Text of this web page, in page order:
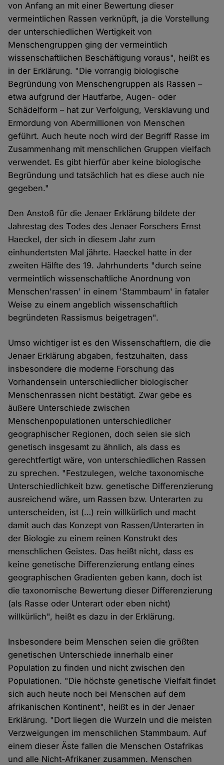
von Anfang an mit einer Bewertung dieser
vermeintlichen Rassen verknüpft, ja die Vorstellung
der unterschiedlichen Wertigkeit von
Menschengruppen ging der vermeintlich
wissenschaftlichen Beschäftigung voraus", heißt es
in der Erklärung. "Die vorrangig biologische
Begründung von Menschengruppen als Rassen –
etwa aufgrund der Hautfarbe, Augen- oder
Schädelform – hat zur Verfolgung, Versklavung und
Ermordung von Abermillionen von Menschen
geführt. Auch heute noch wird der Begriff Rasse im
Zusammenhang mit menschlichen Gruppen vielfach
verwendet. Es gibt hierfür aber keine biologische
Begründung und tatsächlich hat es diese auch nie
gegeben."
Den Anstoß für die Jenaer Erklärung bildete der
Jahrestag des Todes des Jenaer Forschers Ernst
Haeckel, der sich in diesem Jahr zum
einhundertsten Mal jährte. Haeckel hatte in der
zweiten Hälfte des 19. Jahrhunderts "durch seine
vermeintlich wissenschaftliche Anordnung von
Menschen'rassen' in einem 'Stammbaum' in fataler
Weise zu einem angeblich wissenschaftlich
begründeten Rassismus beigetragen".
Umso wichtiger ist es den Wissenschaftlern, die die
Jenaer Erklärung abgaben, festzuhalten, dass
insbesondere die moderne Forschung das
Vorhandensein unterschiedlicher biologischer
Menschenrassen nicht bestätigt. Zwar gebe es
äußere Unterschiede zwischen
Menschenpopulationen unterschiedlicher
geographischer Regionen, doch seien sie sich
genetisch insgesamt zu ähnlich, als dass es
gerechtfertigt wäre, von unterschiedlichen Rassen
zu sprechen. "Festzulegen, welche taxonomische
Unterschiedlichkeit bzw. genetische Differenzierung
ausreichend wäre, um Rassen bzw. Unterarten zu
unterscheiden, ist (…) rein willkürlich und macht
damit auch das Konzept von Rassen/Unterarten in
der Biologie zu einem reinen Konstrukt des
menschlichen Geistes. Das heißt nicht, dass es
keine genetische Differenzierung entlang eines
geographischen Gradienten geben kann, doch ist
die taxonomische Bewertung dieser Differenzierung
(als Rasse oder Unterart oder eben nicht)
willkürlich", heißt es dazu in der Erklärung.
Insbesondere beim Menschen seien die größten
genetischen Unterschiede innerhalb einer
Population zu finden und nicht zwischen den
Populationen. "Die höchste genetische Vielfalt findet
sich auch heute noch bei Menschen auf dem
afrikanischen Kontinent", heißt es in der Jenaer
Erklärung. "Dort liegen die Wurzeln und die meisten
Verzweigungen im menschlichen Stammbaum. Auf
einem dieser Äste fallen die Menschen Ostafrikas
und alle Nicht-Afrikaner zusammen. Menschen